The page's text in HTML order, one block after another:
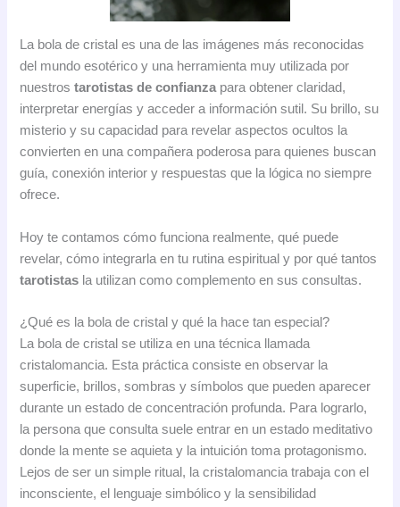
La bola de cristal es una de las imágenes más reconocidas
del mundo esotérico y una herramienta muy utilizada por
nuestrostarotistas de confianzapara obtener claridad,
interpretar energías y acceder a información sutil. Su brillo, su
misterio y su capacidad para revelar aspectos ocultos la
convierten en una compañera poderosa para quienes buscan
guía, conexión interior y respuestas que la lógica no siempre
ofrece.
Hoy te contamos cómo funciona realmente, qué puede
revelar, cómo integrarla en tu rutina espiritual y por qué tantos
tarotistas la utilizan como complemento en sus consultas.
¿Qué es la bola de cristal y qué la hace tan especial?
La bola de cristal se utiliza en una técnica llamada
cristalomancia. Esta práctica consiste en observar la
superficie, brillos, sombras y símbolos que pueden aparecer
durante un estado de concentración profunda. Para lograrlo,
la persona que consulta suele entrar en un estado meditativo
donde la mente se aquieta y la intuición toma protagonismo.
Lejos de ser un simple ritual, la cristalomancia trabaja con el
inconsciente, el lenguaje simbólico y la sensibilidad